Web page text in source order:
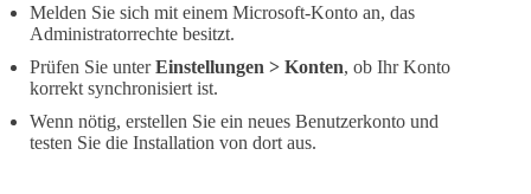
Melden Sie sich mit einem Microsoft-Konto an, das
Administratorrechte besitzt.
Prüfen Sie unterEinstellungen > Konten, ob Ihr Konto
korrekt synchronisiert ist.
Wenn nötig, erstellen Sie ein neues Benutzerkonto und
testen Sie die Installation von dort aus.